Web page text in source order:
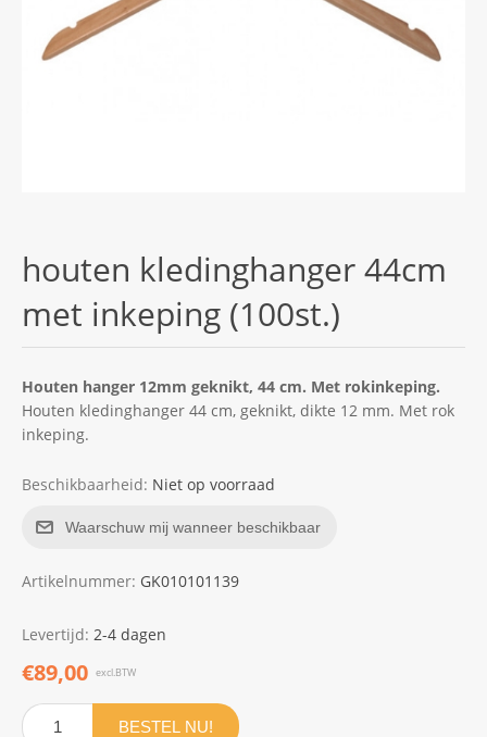
houten kledinghanger 44cm
met inkeping (100st.)
Houten hanger 12mm geknikt, 44 cm. Met rokinkeping.
Houten kledinghanger 44 cm, geknikt, dikte 12 mm. Met rok
inkeping.
Beschikbaarheid: Niet op voorraad
Waarschuw mij wanneer beschikbaar
Artikelnummer: GK010101139
Levertijd: 2-4 dagen
€89,00 excl.BTW
BESTEL NU!